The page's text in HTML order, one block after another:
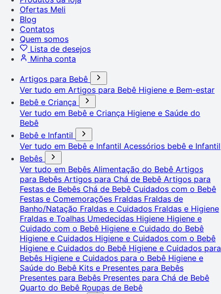
Ofertas Meli
Blog
Contatos
Quem somos
Lista de desejos
Minha conta
Artigos para Bebê
Ver tudo em Artigos para Bebê Higiene e Bem-estar
Bebê e Criança
Ver tudo em Bebê e Criança Higiene e Saúde do
Bebê
Bebê e Infantil
Ver tudo em Bebê e Infantil Acessórios bebê e Infantil
Bebês
Ver tudo em Bebês Alimentação do Bebê Artigos
para Bebês Artigos para Chá de Bebê Artigos para
Festas de Bebês Chá de Bebê Cuidados com o Bebê
Festas e Comemorações Fraldas Fraldas de
Banho/Natação Fraldas e Cuidados Fraldas e Higiene
Fraldas e Toalhas Umedecidas Higiene Higiene e
Cuidado com o Bebê Higiene e Cuidado do Bebê
Higiene e Cuidados Higiene e Cuidados com o Bebê
Higiene e Cuidados do Bebê Higiene e Cuidados para
Bebês Higiene e Cuidados para o Bebê Higiene e
Saúde do Bebê Kits e Presentes para Bebês
Presentes para Bebês Presentes para Chá de Bebê
Quarto do Bebê Roupas de Bebê